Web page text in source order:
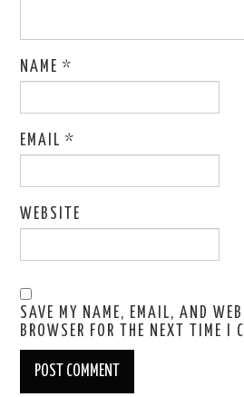
NAME*
EMAIL*
WEBSITE
SAVE MY NAME, EMAIL, AND
BROWSER FOR THE NEXT TIME I